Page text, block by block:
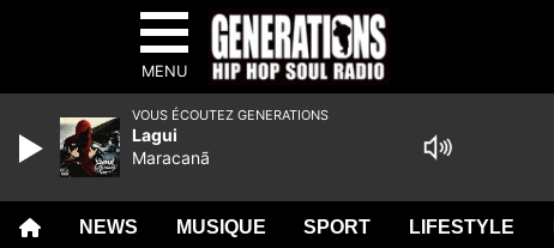
MENU
NEWS MUSIQUE SPORT LIFESTYLE
VOUS ÉCOUTEZ GENERATIONS
Lagui
Maracanã